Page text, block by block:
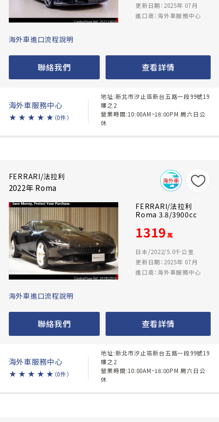
更新日期：2025年 07月
進口商：海外車服務中心
海外車進口流程說明
聯絡我們 查看詳情
海外車服務中心
★ ★ ★ ★ ★ （0件）
地址:新北市汐止區新台五路一段99號19
樓之2
營業時間:10:00AM~18:00PM 周六日公
休
FERRARI/法拉利
2022年 Roma
FERRARI/法拉利
Roma 3.8/3900cc
1319 萬
日本/2022/5.0千公里
更新日期：2025年 07月
進口商：海外車服務中心
海外車進口流程說明
聯絡我們 查看詳情
海外車服務中心
★ ★ ★ ★ ★ （0件）
地址:新北市汐止區新台五路一段99號19
樓之2
營業時間:10:00AM~18:00PM 周六日公
休